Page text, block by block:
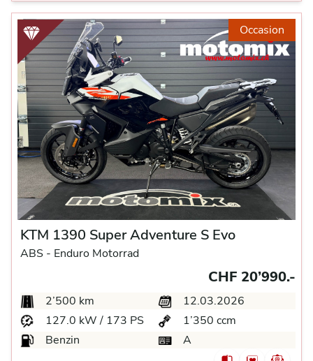
Occasion
KTM 1390 Super Adventure S Evo
ABS - Enduro Motorrad
CHF 20’990.-
2’500 km
12.03.2026
127.0 kW / 173 PS
1’350 ccm
Benzin
A